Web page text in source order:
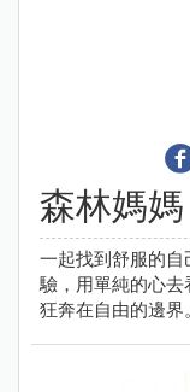
森林媽
一起找到舒服的
驗，用單純的心去
狂奔在自由的邊界。